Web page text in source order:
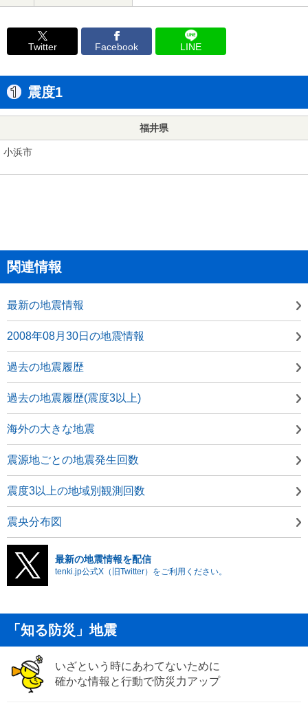
Twitter Facebook LINE
震度1
福井県
小浜市
関連情報
最新の地震情報
2008年08月30日の地震情報
過去の地震履歴
過去の地震履歴(震度3以上)
海外の大きな地震
震源地ごとの地震発生回数
震度3以上の地域別観測回数
震央分布図
最新の地震情報を配信
tenki.jp公式X（旧Twitter）をご利用ください。
「知る防災」地震
いざという時にあわてないために
確かな情報と行動で防災力アップ